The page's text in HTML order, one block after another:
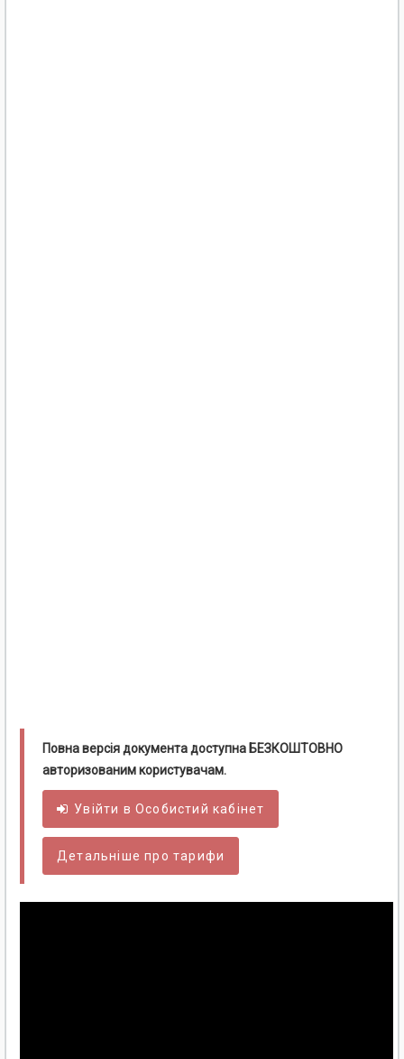
Повна версія документа доступна БЕЗКОШТОВНО
авторизованим користувачам.
Увійти вОсобистий кабінет
Детальніше про тарифи